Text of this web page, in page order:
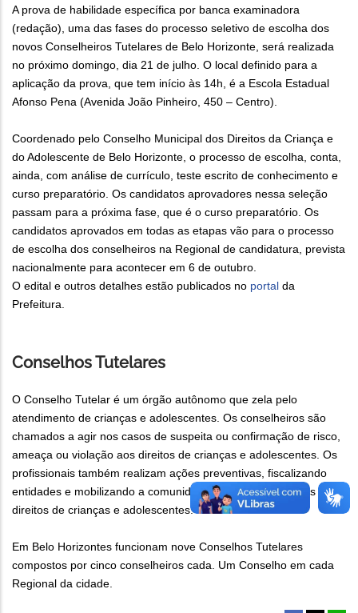
A prova de habilidade específica por banca examinadora
(redação), uma das fases do processo seletivo de escolha dos
novos Conselheiros Tutelares de Belo Horizonte, será realizada
no próximo domingo, dia 21 de julho. O local definido para a
aplicação da prova, que tem início às 14h, é a Escola Estadual
Afonso Pena (Avenida João Pinheiro, 450 – Centro).
Coordenado pelo Conselho Municipal dos Direitos da Criança e
do Adolescente de Belo Horizonte, o processo de escolha, conta,
ainda, com análise de currículo, teste escrito de conhecimento e
curso preparatório. Os candidatos aprovadores nessa seleção
passam para a próxima fase, que é o curso preparatório. Os
candidatos aprovados em todas as etapas vão para o processo
de escolha dos conselheiros na Regional de candidatura, prevista
nacionalmente para acontecer em 6 de outubro.
O edital e outros detalhes estão publicados no portal da
Prefeitura.
Conselhos Tutelares
O Conselho Tutelar é um órgão autônomo que zela pelo
atendimento de crianças e adolescentes. Os conselheiros são
chamados a agir nos casos de suspeita ou confirmação de risco,
ameaça ou violação aos direitos de crianças e adolescentes. Os
profissionais também realizam ações preventivas, fiscalizando
entidades e mobilizando a comunidade para a proteção aos
direitos de crianças e adolescentes.
Em Belo Horizontes funcionam nove Conselhos Tutelares
compostos por cinco conselheiros cada. Um Conselho em cada
Regional da cidade.